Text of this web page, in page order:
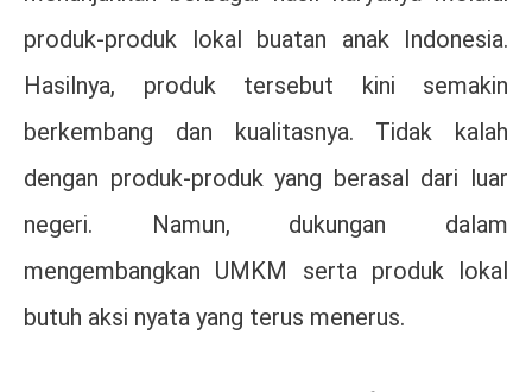
produk-produk lokal buatan anak Indonesia.
Hasilnya, produk tersebut kini semakin
berkembang dan kualitasnya. Tidak kalah
dengan produk-produk yang berasal dari luar
negeri. Namun, dukungan dalam
mengembangkan UMKM serta produk lokal
butuh aksi nyata yang terus menerus.